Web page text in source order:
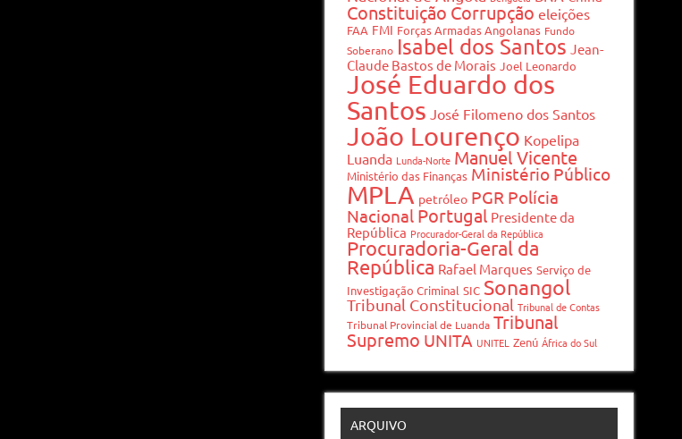
Constituição Corrupção eleições
FAA FMI Forças Armadas Angolanas Fundo
Soberano Isabel dos Santos Jean-
Claude Bastos de Morais Joel Leonardo
José Eduardo dos
Santos José Filomeno dos Santos
João Lourenço Kopelipa
Luanda Lunda-Norte Manuel Vicente
Ministério das Finanças Ministério Público
MPLA petróleo PGR Polícia
Nacional Portugal Presidente da
República Procurador-Geral da República
Procuradoria-Geral da
República Rafael Marques Serviço de
Investigação Criminal SIC Sonangol
Tribunal Constitucional Tribunal de Contas
Tribunal Provincial de Luanda Tribunal
Supremo UNITA UNITEL Zenú África do Sul
ARQUIVO